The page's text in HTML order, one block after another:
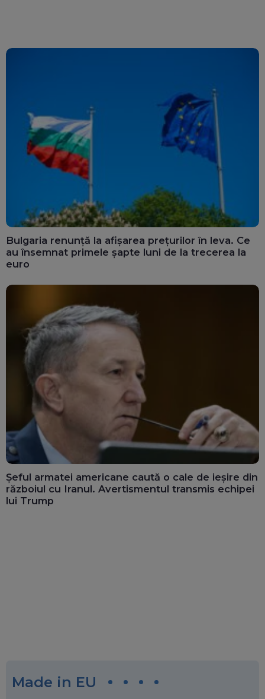
Bulgaria renunță la afișarea prețurilor în leva. Ce
au însemnat primele șapte luni de la trecerea la
euro
Șeful armatei americane caută o cale de ieșire din
războiul cu Iranul. Avertismentul transmis echipei
lui Trump
Made in EU